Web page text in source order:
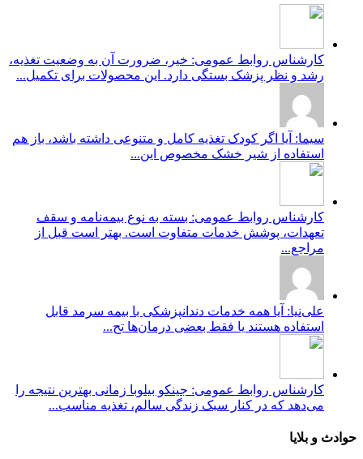
کارشناس روابط عمومی: خیر، ضرورت آن به وضعیت تغذیه،
رشد و نظر پزشک بستگی دارد. این محصولات برای تکمیل...
سیما: آیا اگر کودک تغذیه کامل و متنوعی داشته باشد، باز هم
استفاده از شیر خشک مخصوص این...
کارشناس روابط عمومی: بسته به نوع بیمه‌نامه و سقف
تعهدات، پوشش خدمات متفاوت است. بهتر است قبل از
مراجع...
علی‌نیا: آیا همه خدمات دندانپزشکی با بیمه سرمد قابل
استفاده هستند یا فقط بعضی درمان‌ها تح...
کارشناس روابط عمومی: جینکو بیلوبا زمانی بهترین نتیجه را
می‌دهد که در کنار سبک زندگی سالم، تغذیه مناسب...
حوادث و بلایا